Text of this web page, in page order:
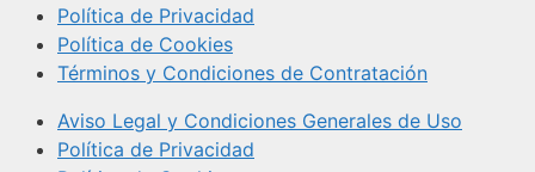
Política de Privacidad
Política de Cookies
Términos y Condiciones de Contratación
Aviso Legal y Condiciones Generales de Uso
Política de Privacidad